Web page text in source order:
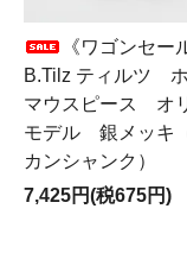
《ワゴンセー
B.Tilz ティルツ
マウスピース オ
モデル 銀メッキ
カンシャンク）
7,425円(税675円)